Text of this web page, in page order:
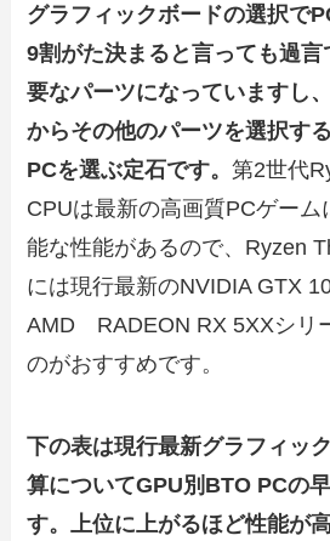
グラフィックボードの選択で
9割がた決まると言っても過
要なパーツになっていますし
からその他のパーツを選択す
PCを選ぶ定石です。第2世代
CPUは最新の高画質PCゲーム
能な性能があるので、Ryzen
には現行最新のNVIDIA GTX
AMD RADEON RX 5XXシリ
のがおすすめです。
下の表は現行最新グラフィッ
算についてGPU別BTO PCの
す。上位に上がるほど性能が